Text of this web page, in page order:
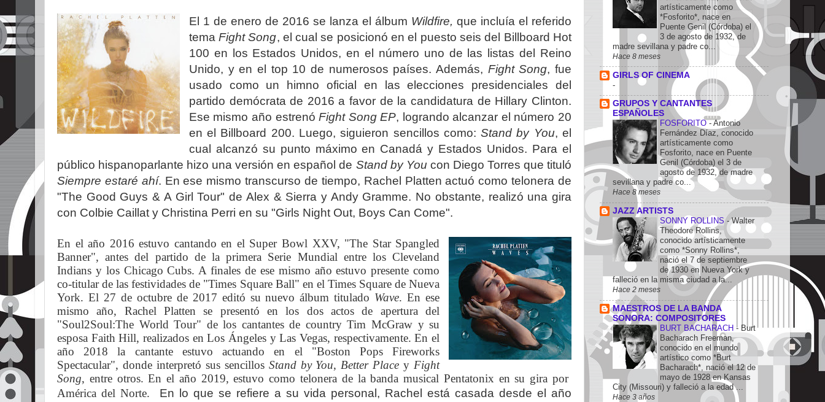
El 1 de enero de 2016 se lanza el álbum Wildfire, que incluía el referido
temaFight Song, el cual se posicionó en el puesto seis del Billboard Hot
100 en los Estados Unidos, en el número uno de las listas del Reino
Unido, y en el top 10 de numerosos países. Además, Fight Song,fue
usado como un himno oficial en las elecciones presidenciales del
partido demócrata de 2016 a favor de la candidatura de Hillary Clinton.
Ese mismo año estrenó Fight Song EP, logrando alcanzar el número 20
en el Billboard 200. Luego, siguieron sencillos como:Stand by You, el
cual alcanzó su punto máximo en Canadá y Estados Unidos. Para el
público hispanoparlante hizo una versión en español de Stand by You con Diego Torres que tituló
Siempre estaré ahí. En ese mismo transcurso de tiempo, Rachel Platten actuó como telonera de
"The Good Guys & A Girl Tour" de Alex & Sierra y Andy Gramme. No obstante, realizó una gira
con Colbie Caillat y Christina Perri en su "Girls Night Out, Boys Can Come".
En el año 2016 estuvo cantando en el Super Bowl XXV, "The Star Spangled
Banner", antes del partido de la primera Serie Mundial entre los Cleveland
Indians y los Chicago Cubs. A finales de ese mismo año estuvo presente como
co-titular de las festividades de "Times Square Ball" en el Times Square de Nueva
York. El 27 de octubre de 2017 editó su nuevo álbum titulado Wave. En ese
mismo año, Rachel Platten se presentó en los dos actos de apertura del
"Soul2Soul:The World Tour" de los cantantes de country Tim McGraw y su
esposa Faith Hill, realizados en Los Ángeles y Las Vegas, respectivamente.En el
año 2018 la cantante estuvo actuando en el "Boston Pops Fireworks
Spectacular", donde interpretó sus sencillos Stand by You, Better Place y Fight
Song, entre otros.En el año 2019, estuvo como telonera de la banda musical Pentatonix en su gira por
América del Norte. En lo que se refiere a su vida personal, Rachel está casada desde el año
artísticamente como
*Fosforito*, nace en
Puente Genil (Córdoba) el
3 de agosto de 1932, de
madre sevillana y padre co...
Hace 8 meses
GIRLS OF CINEMA
-
GRUPOS Y CANTANTES
ESPAÑOLES
FOSFORITO-Antonio
Fernández Díaz, conocido
artísticamente como
Fosforito, nace en Puente
Genil (Córdoba) el 3 de
agosto de 1932, de madre
sevillana y padre co...
Hace 8 meses
JAZZ ARTISTS
SONNY ROLLINS-Walter
Theodore Rollins,
conocido artísticamente
como *Sonny Rollins*,
nació el 7 de septiembre
de 1930 en Nueva York y
falleció en la misma ciudad a la...
Hace 2 meses
MAESTROS DE LA BANDA
SONORA: COMPOSITORES
BURT BACHARACH - Burt
Bacharach Freeman,
conocido en el mundo
artístico como *Burt
Bacharach*, nació el 12 de
mayo de 1928 en Kansas
City (Missouri) y falleció a la edad ...
Hace 3 años